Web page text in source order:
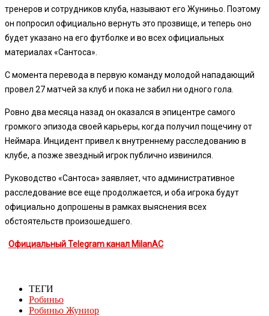
тренеров и сотрудников клуба, называют его Жуниньо. Поэтому
он попросил официально вернуть это прозвище, и теперь оно
будет указано на его футболке и во всех официальных
материалах «Сантоса».
С момента перевода в первую команду молодой нападающий
провел 27 матчей за клуб и пока не забил ни одного гола.
Ровно два месяца назад он оказался в эпицентре самого
громкого эпизода своей карьеры, когда получил пощечину от
Неймара. Инцидент привел к внутреннему расследованию в
клубе, а позже звездный игрок публично извинился.
Руководство «Сантоса» заявляет, что административное
расследование все еще продолжается, и оба игрока будут
официально допрошены в рамках выяснения всех
обстоятельств произошедшего.
Официальный Telegram канал MilanAC
ТЕГИ
Робиньо
Робиньо Жуниор